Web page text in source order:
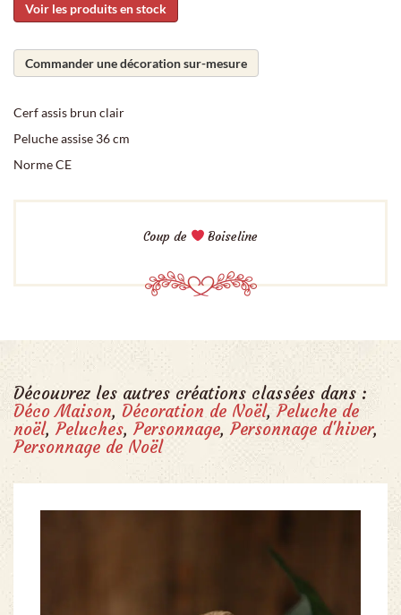
Voir les produits en stock
Commander une décoration sur-mesure
Cerf assis brun clair
Peluche assise 36 cm
Norme CE
Coup de Boiseline
Découvrez les autres créations classées dans :
Déco Maison, Décoration de Noël,Peluche de
noël,Peluches,Personnage,Personnage d'hiver,
Personnage de Noël